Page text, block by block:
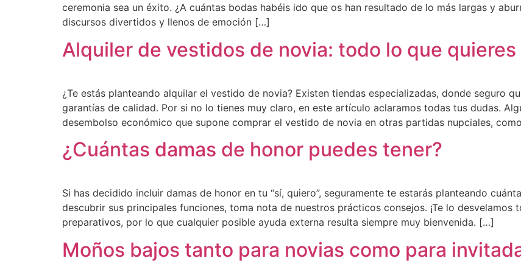
ceremonia sea un éxito. ¿A cuántas bodas habéis ido que os han resultado de lo más largas y
discursos divertidos y llenos de emoción […]
Alquiler de vestidos de novia: todo lo que
¿Te estás planteando alquilar el vestido de novia? Existen tiendas especializadas, donde seguro
garantías de calidad. Por si no lo tienes muy claro, en este artículo aclaramos todas tus dudas.
desembolso económico que supone comprar el vestido de novia en otras partidas nupciales,
¿Cuántas damas de honor puedes tener?
Si has decidido incluir damas de honor en tu “sí, quiero”, seguramente te estarás planteando
descubrir sus principales funciones, toma nota de nuestros prácticos consejos. ¡Te lo desvelamos
preparativos, por lo que cualquier posible ayuda externa resulta siempre muy bienvenida. […]
Moños bajos tanto para novias como para